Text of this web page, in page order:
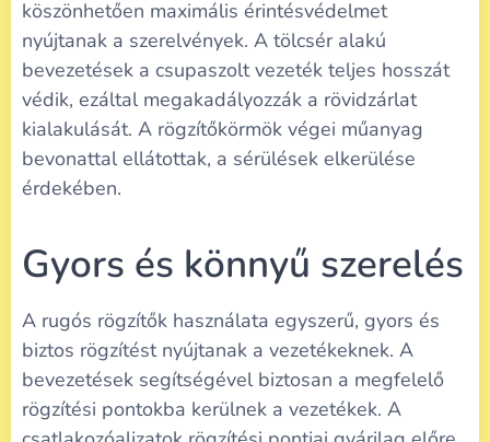
köszönhetően maximális érintésvédelmet
nyújtanak a szerelvények. A tölcsér alakú
bevezetések a csupaszolt vezeték teljes hosszát
védik, ezáltal megakadályozzák a rövidzárlat
kialakulását. A rögzítőkörmök végei műanyag
bevonattal ellátottak, a sérülések elkerülése
érdekében.
Gyors és könnyű szerelés
A rugós rögzítők használata egyszerű, gyors és
biztos rögzítést nyújtanak a vezetékeknek. A
bevezetések segítségével biztosan a megfelelő
rögzítési pontokba kerülnek a vezetékek. A